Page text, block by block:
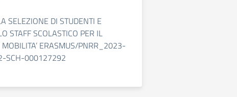
SELEZIONE DI STUDENTI E
STAFF SCOLASTICO PER IL
MOBILITA’ ERASMUS/PNRR_2023-
SCH-000127292